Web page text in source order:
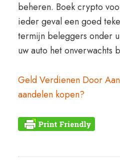
beheren. Boek crypto
ieder geval een goed
termijn beleggers onder
uw auto het onverwachts
Geld Verdienen Door
aandelen kopen?